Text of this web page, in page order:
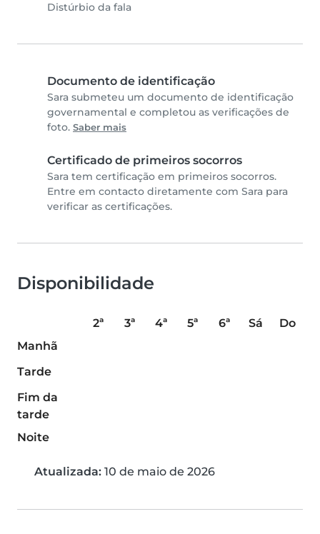
Distúrbio da fala
Documento de identificação
Sara submeteu um documento de identificação
governamental e completou as verificações de
foto. Saber mais
Certificado de primeiros socorros
Sara tem certificação em primeiros socorros.
Entre em contacto diretamente com Sara para
verificar as certificações.
Disponibilidade
2ª 3ª 4ª 5ª 6ª Sá
Do
Manhã
Tarde
Fim da
tarde
Noite
Atualizada: 10 de maio de 2026